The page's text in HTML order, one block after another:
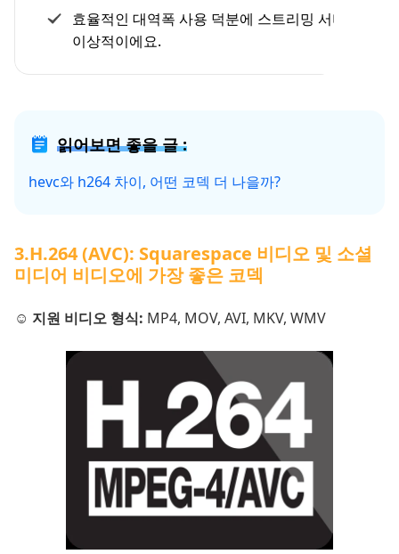
효율적인 대역폭 사용 덕분에 스트리밍 서비스에
이상적이에요.
읽어보면 좋을 글 :
hevc와 h264 차이, 어떤 코덱 더 나을까?
3.H.264 (AVC): Squarespace 비디오 및 소셜
미디어 비디오에 가장 좋은 코덱
☺️ 지원 비디오 형식: MP4, MOV, AVI, MKV, WMV